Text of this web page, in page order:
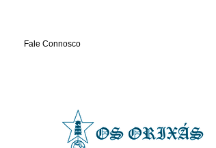
Fale Connosco